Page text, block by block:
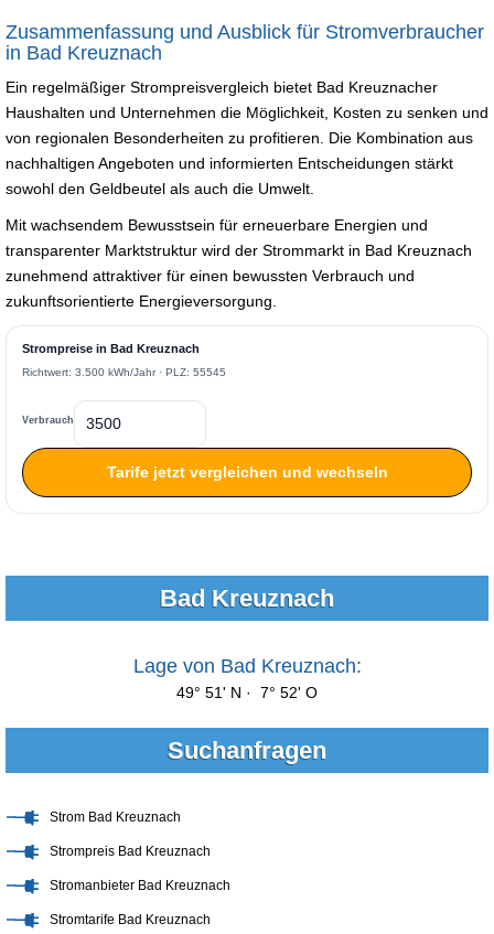
Zusammenfassung und Ausblick für Stromverbraucher
in Bad Kreuznach
Ein regelmäßiger Strompreisvergleich bietet Bad Kreuznacher
Haushalten und Unternehmen die Möglichkeit, Kosten zu senken und
von regionalen Besonderheiten zu profitieren. Die Kombination aus
nachhaltigen Angeboten und informierten Entscheidungen stärkt
sowohl den Geldbeutel als auch die Umwelt.
Mit wachsendem Bewusstsein für erneuerbare Energien und
transparenter Marktstruktur wird der Strommarkt in Bad Kreuznach
zunehmend attraktiver für einen bewussten Verbrauch und
zukunftsorientierte Energieversorgung.
Strompreise in Bad Kreuznach
Richtwert: 3.500 kWh/Jahr · PLZ: 55545
Verbrauch
Tarife jetzt vergleichen und wechseln
Bad Kreuznach
Lage von Bad Kreuznach:
49° 51' N · 7° 52' O
Suchanfragen
Strom Bad Kreuznach
Strompreis Bad Kreuznach
Stromanbieter Bad Kreuznach
Stromtarife Bad Kreuznach